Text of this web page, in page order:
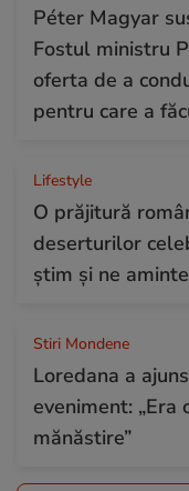
Péter Magyar
Fostul ministru
oferta de a
pentru care a
Lifestyle
O prăjitură
deserturilor
știm și ne
Stiri Mondene
Loredana a
eveniment: „Era
mănăstire”